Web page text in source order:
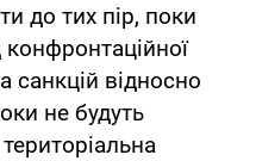
до тих пір, поки
санкцій відносно
не будуть
територіальна